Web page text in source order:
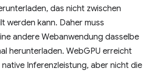
das nicht zwischen
werden kann. Daher muss
andere Webanwendung dasselbe
herunterladen. WebGPU erreicht
native Inferenzleistung, aber nicht die